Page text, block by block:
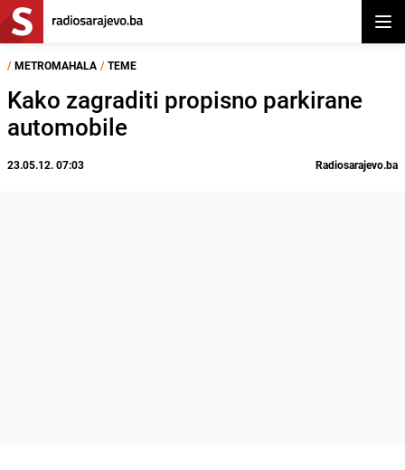
/ METROMAHALA / TEME
Kako zagraditi propisno parkirane
automobile
23.05.12. 07:03 Radiosarajevo.ba